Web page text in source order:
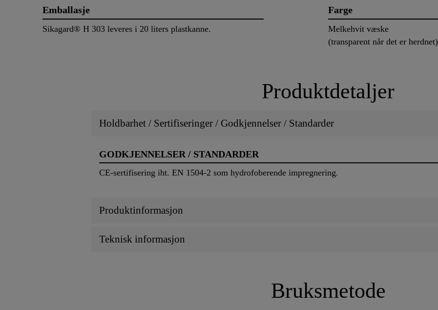
Emballasje
Sikagard® H 303 leveres i 20 liters plastkanne.
Farge
Melkehvit væske
(transparent når det er herdnet)
Produktdetaljer
Holdbarhet / Sertifiseringer / Godkjennelser / Standarder
GODKJENNELSER / STANDARDER
CE-sertifisering iht. EN 1504-2 som hydrofoberende impregnering.
Produktinformasjon
Teknisk informasjon
Bruksmetode